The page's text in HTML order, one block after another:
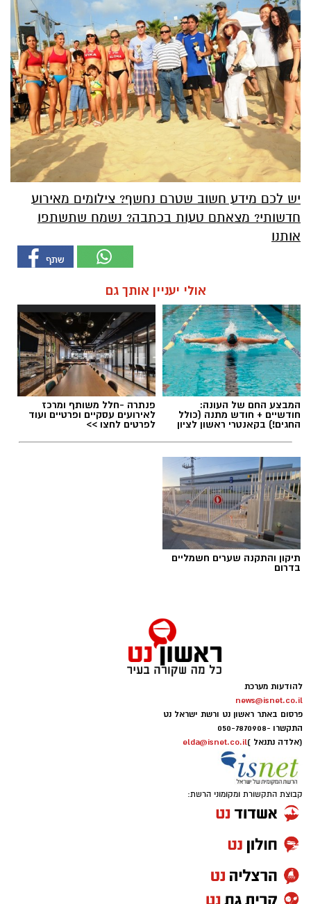
יש לכם מידע חשוב שטרם נחשף? צילומים מאירוע
חדשותי? מצאתם טעות בכתבה? נשמח שתשתפו
אותנו
אולי יעניין אותך גם
המבצע החם של העונה:
חודשיים + חודש מתנה (כולל
החגים!) בקאנטרי ראשון לציון
פנתרה -חלל משותף ומרכז
לאירועים עסקיים ופרטיים ועוד
לפרטים לחצו >>
תיקון והתקנה שערים חשמליים
בדרום
להודעות מערכת
news@isnet.co.il
פרסום באתר ראשון נט ורשת ישראל נט
התקשרו -050-7870908
(אלדה נתנאל )elda@isnet.co.il
קבוצת התקשורת ומקומוני הרשת: